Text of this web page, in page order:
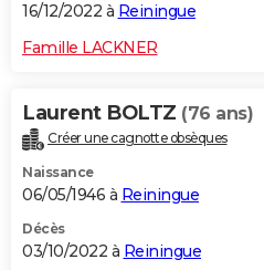
16/12/2022 à Reiningue
Famille LACKNER
Laurent BOLTZ (76 ans)
Créer une cagnotte obsèques
Naissance
06/05/1946 à Reiningue
Décès
03/10/2022 à Reiningue